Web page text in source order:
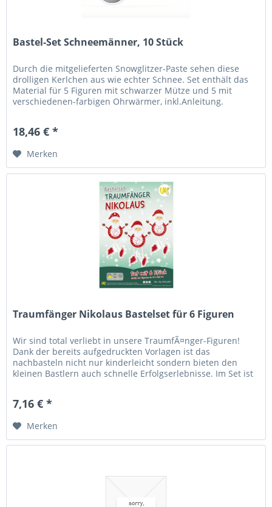
Bastel-Set Schneemänner, 10 Stück
Durch die mitgelieferten Snowglitzer-Paste sehen diese
drolligen Kerlchen aus wie echter Schnee. Set enthält das
Material für 5 Figuren mit schwarzer Mütze und 5 mit
verschiedenen-farbigen Ohrwärmer, inkl.Anleitung.
18,46 € *
Merken
Traumfänger Nikolaus Bastelset für 6 Figuren
Wir sind total verliebt in unsere TraumfÃ¤nger-Figuren!
Dank der bereits aufgedruckten Vorlagen ist das
nachbasteln nicht nur kinderleicht sondern bieten den
kleinen Bastlern auch schnelle Erfolgserlebnisse. Im Set ist
7,16 € *
Merken